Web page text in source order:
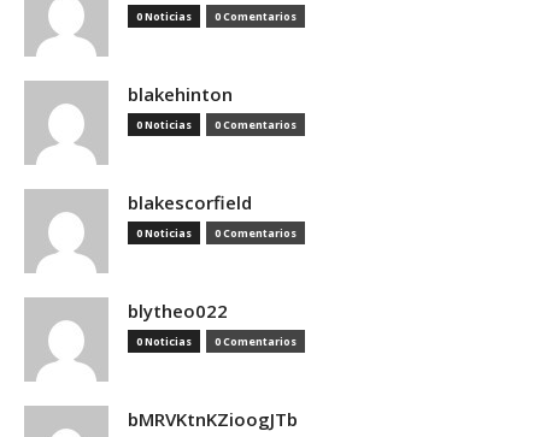
0 Noticias 0 Comentarios
blakehinton
0 Noticias 0 Comentarios
blakescorfield
0 Noticias 0 Comentarios
blytheo022
0 Noticias 0 Comentarios
bMRVKtnKZioogJTb